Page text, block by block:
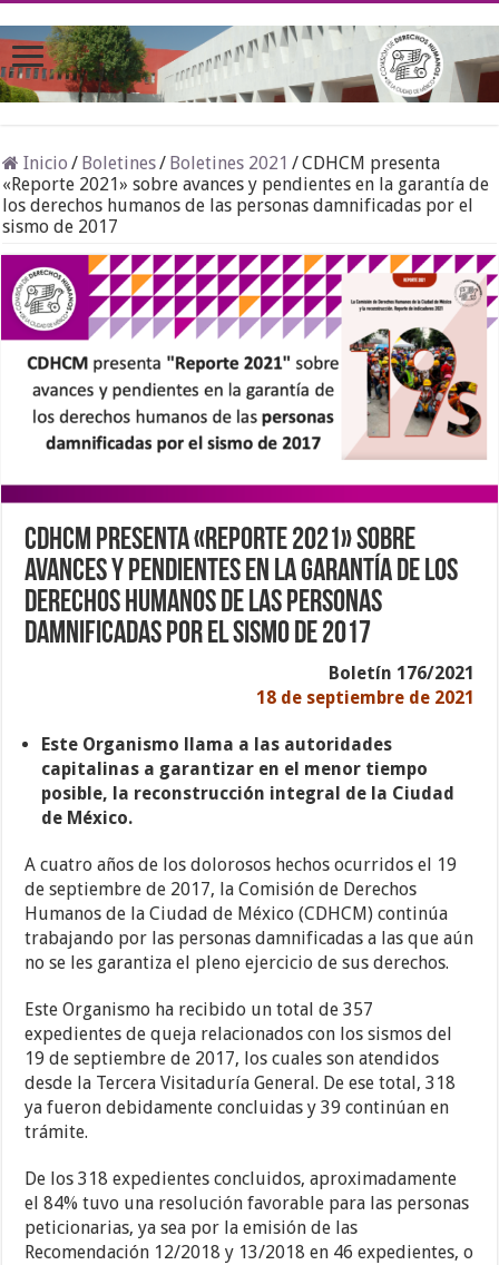
Inicio / Boletines/ Boletines 2021 /CDHCM presenta
«Reporte 2021» sobre avances y pendientes en la garantía de
los derechos humanos de las personas damnificadas por el
sismo de 2017
CDHCM presenta «Reporte 2021» sobre
avances y pendientes en la garantía de los
derechos humanos de las personas
damnificadas por el sismo de 2017
Boletín 176/2021
18 de septiembre de 2021
Este Organismo llama a las autoridades
capitalinas a garantizar en el menor tiempo
posible, la reconstrucción integral de la Ciudad
de México.
A cuatro años de los dolorosos hechos ocurridos el 19
de septiembre de 2017, la Comisión de Derechos
Humanos de la Ciudad de México (CDHCM) continúa
trabajando por las personas damnificadas a las que aún
no se les garantiza el pleno ejercicio de sus derechos.
Este Organismo ha recibido un total de 357
expedientes de queja relacionados con los sismos del
19 de septiembre de 2017, los cuales son atendidos
desde la Tercera Visitaduría General. De ese total, 318
ya fueron debidamente concluidas y 39 continúan en
trámite.
De los 318 expedientes concluidos, aproximadamente
el 84% tuvo una resolución favorable para las personas
peticionarias, ya sea por la emisión de las
Recomendación 12/2018 y 13/2018 en 46 expedientes, o